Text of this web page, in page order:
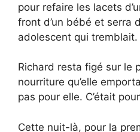
pour refaire les lacets
front d’un bébé et serra
adolescent qui tremblait.
Richard resta figé sur le
nourriture qu’elle
pas pour elle. C’était
Cette nuit-là, pour la